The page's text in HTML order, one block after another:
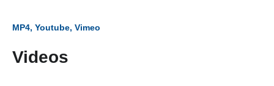
MP4, Youtube, Vimeo
Videos